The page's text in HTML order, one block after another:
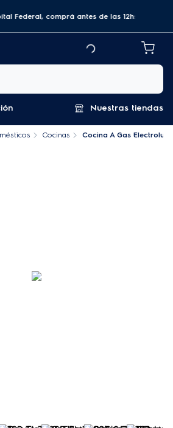
Federal, comprá antes de las 12hs y
Nuestras tiendas
Cocinas Cocina A Gas Electrolux